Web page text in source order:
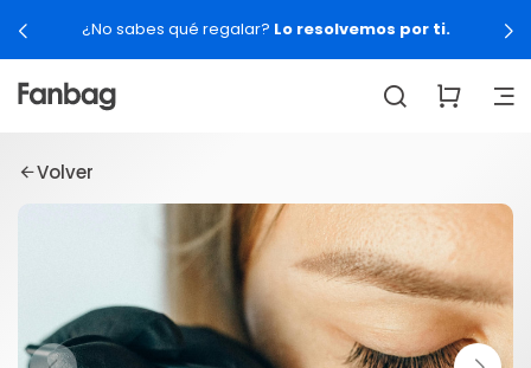
¿No sabes qué regalar? Lo resolvemos por ti.
Volver